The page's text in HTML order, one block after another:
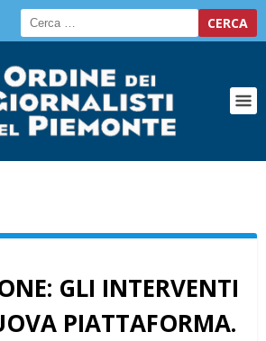
GLI INTERVENTI
PIATTAFORMA.